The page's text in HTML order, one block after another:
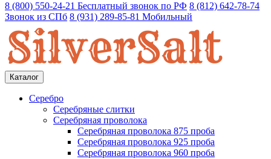
8 (800) 550-24-21 Бесплатный звонок по РФ 8 (812) 642-78-74
Звонок из СПб 8 (931) 289-85-81 Мобильный
Каталог
Серебро
Серебряные слитки
Серебряная проволока
Серебряная проволока 875 проба
Серебряная проволока 925 проба
Серебряная проволока 960 проба